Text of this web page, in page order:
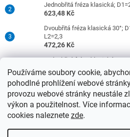
Používáme soubory cookie,
pohodlné prohlížení webové
provozu webové stránky neustále
výkon a použitelnost. Více
cookies naleznete zde.
Jednobřitá fréza klasická;
623,48 Kč
Dvoubřitá fréza klasická 30°;
L2=2,3
472,26 Kč
Jednobřitá fréza klasická;
421,26 Kč
Dvoubřitá fréza klasická 30°;
L2=9,0
472,26 Kč